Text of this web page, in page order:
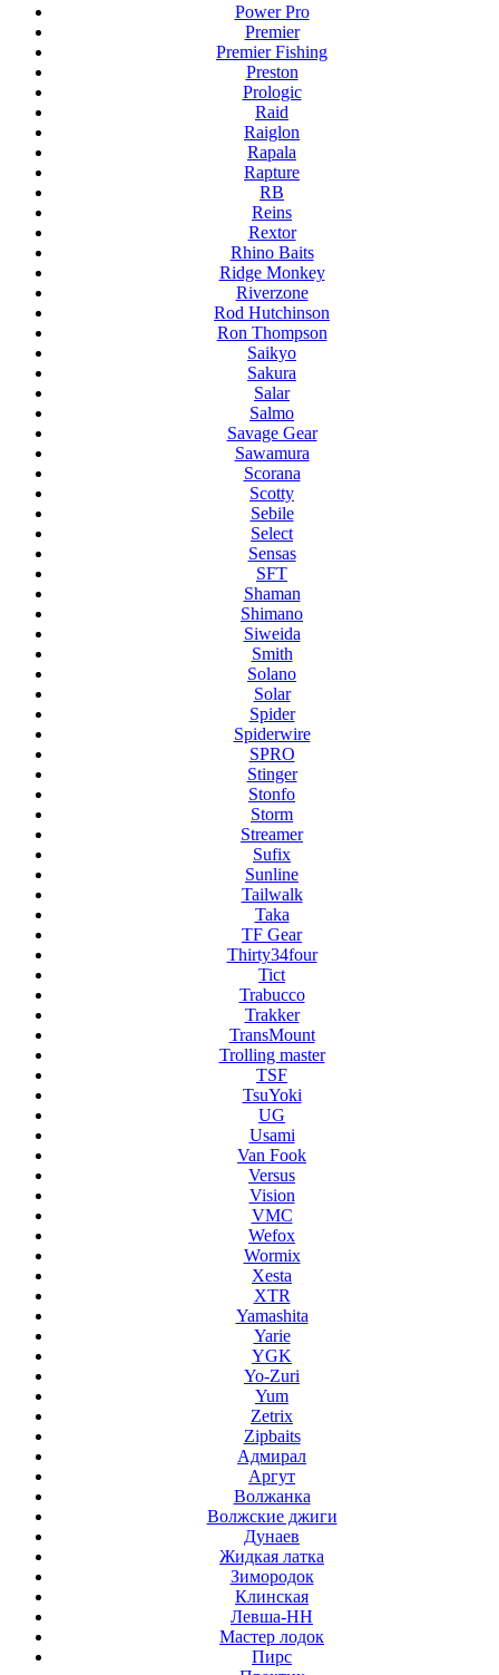
Power Pro
Premier
Premier Fishing
Preston
Prologic
Raid
Raiglon
Rapala
Rapture
RB
Reins
Rextor
Rhino Baits
Ridge Monkey
Riverzone
Rod Hutchinson
Ron Thompson
Saikyo
Sakura
Salar
Salmo
Savage Gear
Sawamura
Scorana
Scotty
Sebile
Select
Sensas
SFT
Shaman
Shimano
Siweida
Smith
Solano
Solar
Spider
Spiderwire
SPRO
Stinger
Stonfo
Storm
Streamer
Sufix
Sunline
Tailwalk
Taka
TF Gear
Thirty34four
Tict
Trabucco
Trakker
TransMount
Trolling master
TSF
TsuYoki
UG
Usami
Van Fook
Versus
Vision
VMC
Wefox
Wormix
Xesta
XTR
Yamashita
Yarie
YGK
Yo-Zuri
Yum
Zetrix
Zipbaits
Адмирал
Аргут
Волжанка
Волжские джиги
Дунаев
Жидкая латка
Зимородок
Клинская
Левша-НН
Мастер лодок
Пирс